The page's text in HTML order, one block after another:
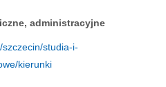
administracyjne
studia-i-
kierunki